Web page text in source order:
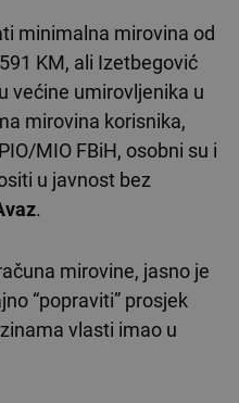
minimalna mirovina od
KM, ali Izetbegović
većine umirovljenika u
mirovina korisnika,
MIO FBiH, osobni su i
u javnost bez
.
mirovine, jasno je
“popraviti” prosjek
vlasti imao u